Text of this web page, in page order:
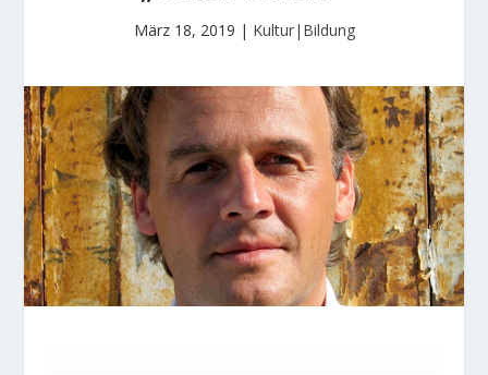
März 18, 2019 | Kultur|Bildung